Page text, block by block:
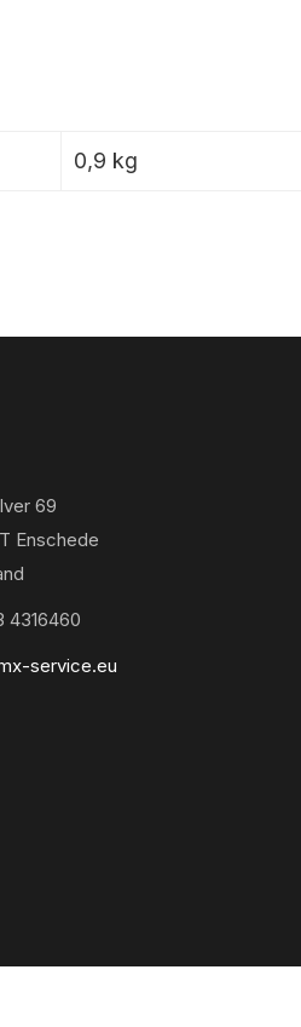
0,9 kg
69
Enschede
4316460
service.eu